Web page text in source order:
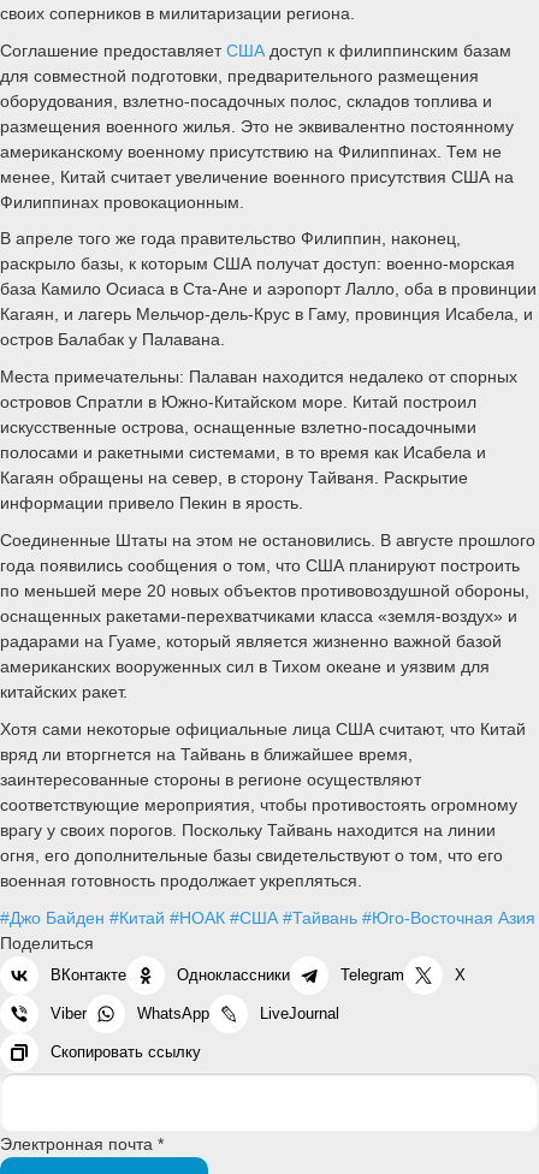
своих соперников в милитаризации региона.
Соглашение предоставляетСША доступ к филиппинским базам
для совместной подготовки, предварительного размещения
оборудования, взлетно-посадочных полос, складов топлива и
размещения военного жилья. Это не эквивалентно постоянному
американскому военному присутствию на Филиппинах. Тем не
менее, Китай считает увеличение военного присутствия США на
Филиппинах провокационным.
В апреле того же года правительство Филиппин, наконец,
раскрыло базы, к которым США получат доступ: военно-морская
база Камило Осиаса в Ста-Ане и аэропорт Лалло, оба в провинции
Кагаян, и лагерь Мельчор-дель-Крус в Гаму, провинция Исабела, и
остров Балабак у Палавана.
Места примечательны: Палаван находится недалеко от спорных
островов Спратли в Южно-Китайском море. Китай построил
искусственные острова, оснащенные взлетно-посадочными
полосами и ракетными системами, в то время как Исабела и
Кагаян обращены на север, в сторону Тайваня. Раскрытие
информации привело Пекин в ярость.
Соединенные Штаты на этом не остановились. В августе прошлого
года появились сообщения о том, что США планируют построить
по меньшей мере 20 новых объектов противовоздушной обороны,
оснащенных ракетами-перехватчиками класса «земля-воздух» и
радарами на Гуаме, который является жизненно важной базой
американских вооруженных сил в Тихом океане и уязвим для
китайских ракет.
Хотя сами некоторые официальные лица США считают, что Китай
вряд ли вторгнется на Тайвань в ближайшее время,
заинтересованные стороны в регионе осуществляют
соответствующие мероприятия, чтобы противостоять огромному
врагу у своих порогов. Поскольку Тайвань находится на линии
огня, его дополнительные базы свидетельствуют о том, что его
военная готовность продолжает укрепляться.
#Джо Байден #Китай #НОАК #США #Тайвань #Юго-Восточная Азия
Поделиться
ВКонтакте Одноклассники Telegram X
Viber WhatsApp LiveJournal
Скопировать ссылку
Электронная почта *